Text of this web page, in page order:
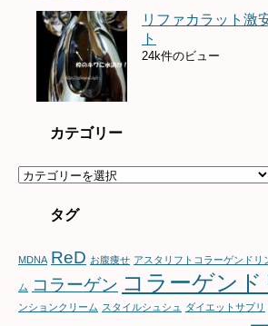
リファカラット激
ト
24k件のビュー
カテゴリー
カ
タグ
MDNA ReD お腹痩せ アスタリフトコラーゲンドリ
ム コラーゲン コラーゲンド
ンションクリーム スタイルシュシュ ダイエットサプリ